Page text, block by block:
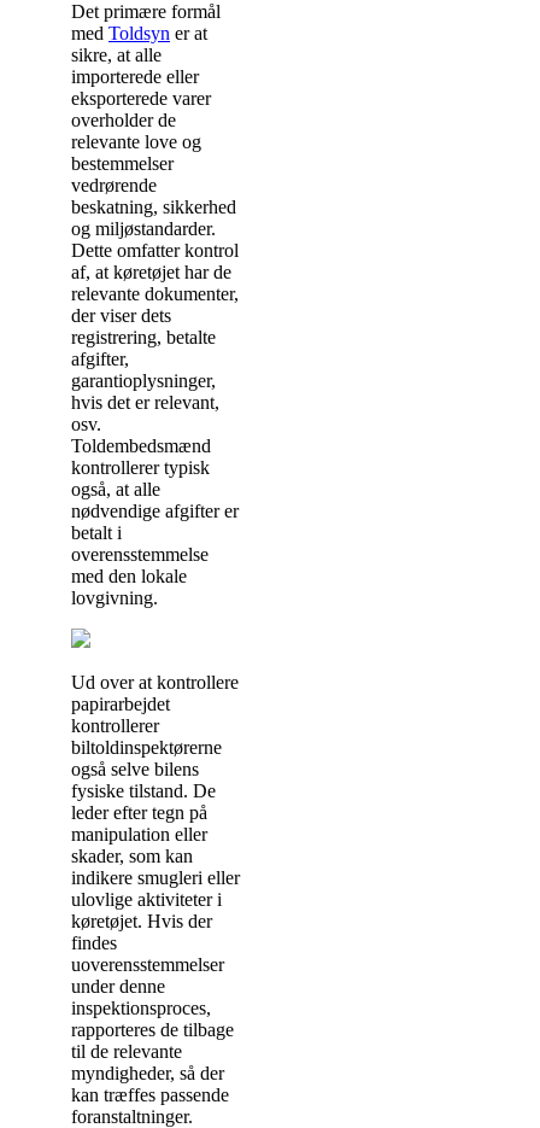
Det primære formål
med Toldsyn er at
sikre, at alle
importerede eller
eksporterede varer
overholder de
relevante love og
bestemmelser
vedrørende
beskatning, sikkerhed
og miljøstandarder.
Dette omfatter kontrol
af, at køretøjet har de
relevante dokumenter,
der viser dets
registrering, betalte
afgifter,
garantioplysninger,
hvis det er relevant,
osv.
Toldembedsmænd
kontrollerer typisk
også, at alle
nødvendige afgifter er
betalt i
overensstemmelse
med den lokale
lovgivning.
Ud over at kontrollere
papirarbejdet
kontrollerer
biltoldinspektørerne
også selve bilens
fysiske tilstand. De
leder efter tegn på
manipulation eller
skader, som kan
indikere smugleri eller
ulovlige aktiviteter i
køretøjet. Hvis der
findes
uoverensstemmelser
under denne
inspektionsproces,
rapporteres de tilbage
til de relevante
myndigheder, så der
kan træffes passende
foranstaltninger.